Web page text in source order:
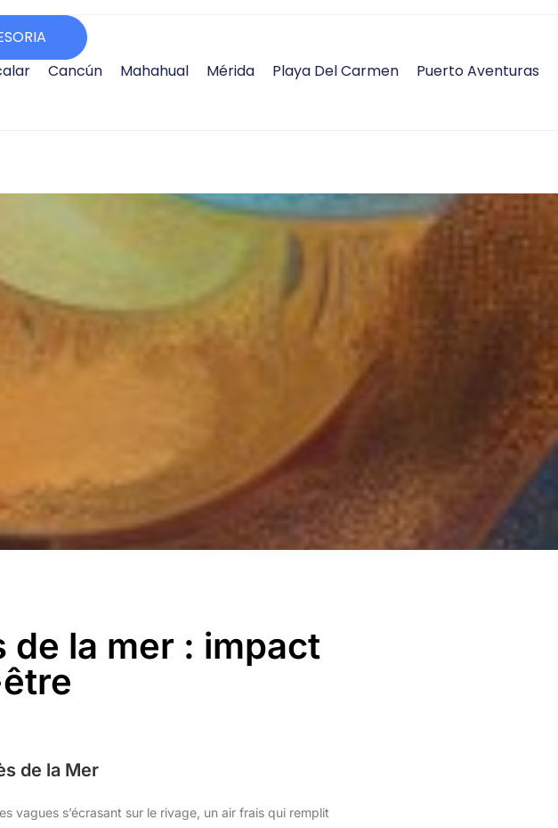
Cancún Mahahual Mérida Playa Del Carmen Puerto Aventuras
de la mer : impact
de la Mer
vagues s’écrasant sur le rivage, un air frais qui remplit